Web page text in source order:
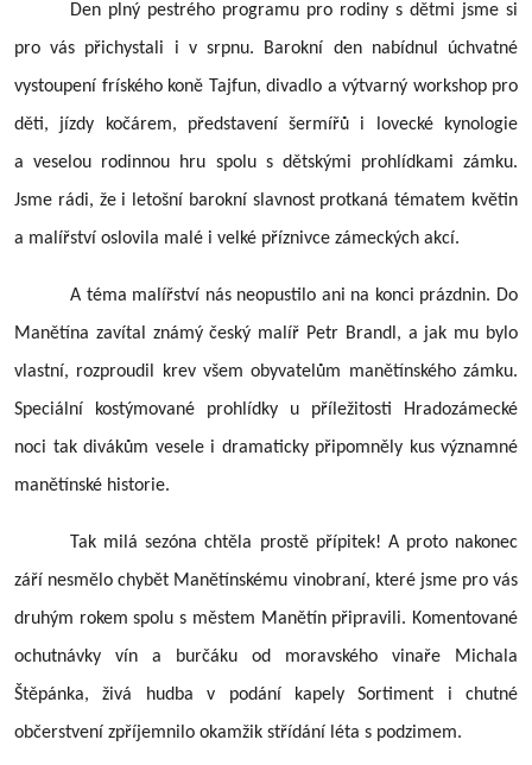
Den plný pestrého programu pro rodiny s dětmi jsme si
pro vás přichystali i v srpnu. Barokní den nabídnul úchvatné
vystoupení fríského koně Tajfun, divadlo a výtvarný workshop pro
děti, jízdy kočárem, představení šermířů i lovecké kynologie
a veselou rodinnou hru spolu s dětskými prohlídkami zámku.
Jsme rádi, že i letošní barokní slavnost protkaná tématem květin
a malířství oslovila malé i velké příznivce zámeckých akcí.
A téma malířství nás neopustilo ani na konci prázdnin. Do
Manětína zavítal známý český malíř Petr Brandl, a jak mu bylo
vlastní, rozproudil krev všem obyvatelům manětínského zámku.
Speciální kostýmované prohlídky u příležitosti Hradozámecké
noci tak divákům vesele i dramaticky připomněly kus významné
manětínské historie.
Tak milá sezóna chtěla prostě přípitek! A proto nakonec
září nesmělo chybět Manětínskému vinobraní, které jsme pro vás
druhým rokem spolu s městem Manětín připravili. Komentované
ochutnávky vín a burčáku od moravského vinaře Michala
Štěpánka, živá hudba v podání kapely Sortiment i chutné
občerstvení zpříjemnilo okamžik střídání léta s podzimem.